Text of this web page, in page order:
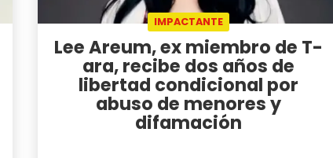
IMPACTANTE
Lee Areum, ex miembro de T-
ara, recibe dos años de
libertad condicional por
abuso de menores y
difamación